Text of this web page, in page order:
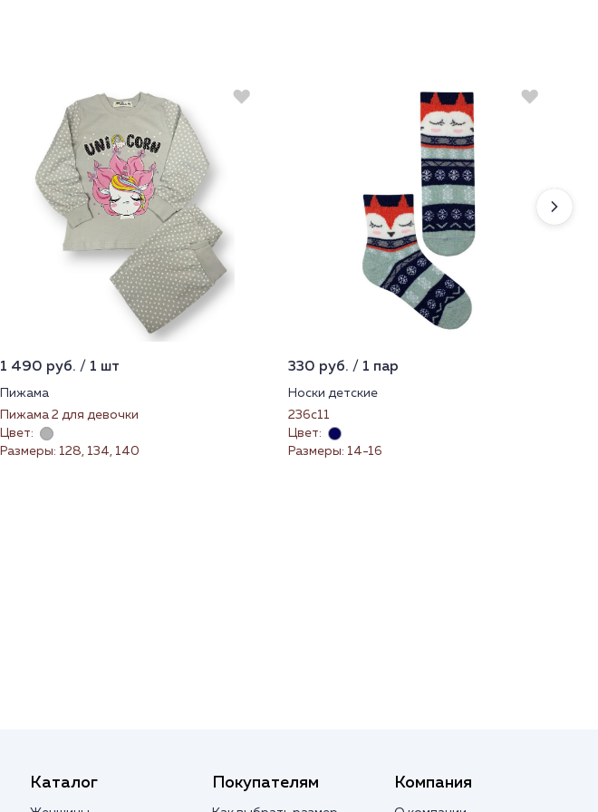
1 490 руб. / 1 шт
Пижама
Пижама 2 для девочки
Цвет:
Размеры: 128, 134, 140
330 руб. / 1 пар
Носки детские
236с11
Цвет:
Размеры: 14-16
Каталог Покупателям Компания